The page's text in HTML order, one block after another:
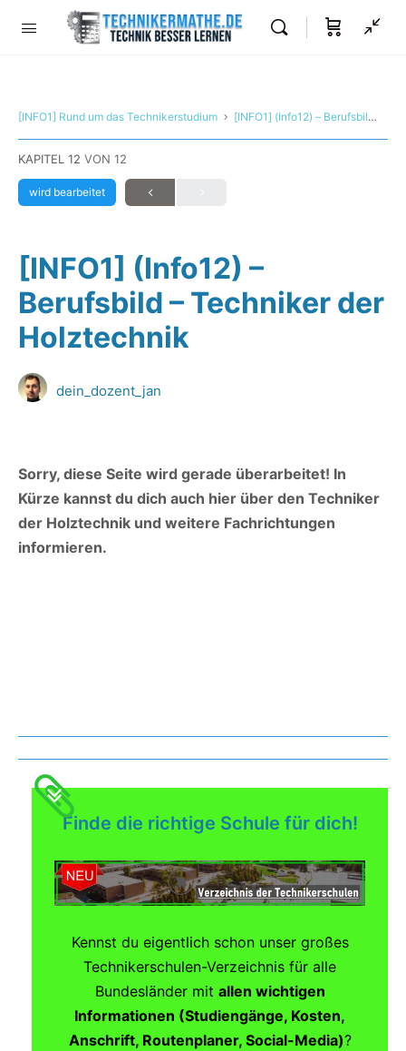
[INFO1] Rund um das Technikerstudium [INFO1] (Info12) – Berufsbild – Techniker der Holztechnik
KAPITEL 12 VON 12
wird bearbeitet
[INFO1] (Info12) –
Berufsbild – Techniker der
Holztechnik
dein_dozent_jan
Sorry, diese Seite wird gerade überarbeitet! In
Kürze kannst du dich auch hier über den Techniker
der Holztechnik und weitere Fachrichtungen
informieren.
Finde die richtige Schule für dich!
Kennst du eigentlich schon unser großes
Technikerschulen-Verzeichnis für alle
Bundesländer mit allen wichtigen
Informationen (Studiengänge, Kosten,
Anschrift, Routenplaner, Social-Media)?